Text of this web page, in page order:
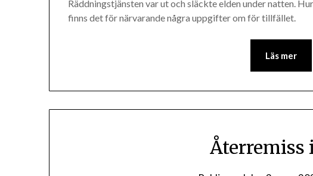
Räddningstjänsten var ut och släckte elden under natten.
finns det för närvarande några uppgifter om för tillfället.
Läs mer
Återremiss